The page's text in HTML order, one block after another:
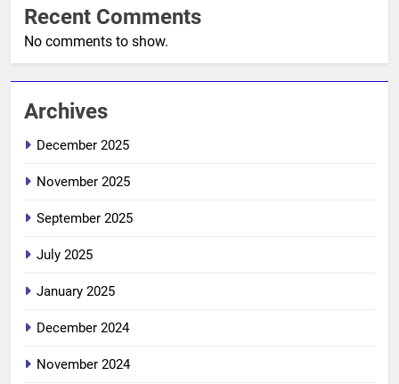
Recent Comments
No comments to show.
Archives
December 2025
November 2025
September 2025
July 2025
January 2025
December 2024
November 2024